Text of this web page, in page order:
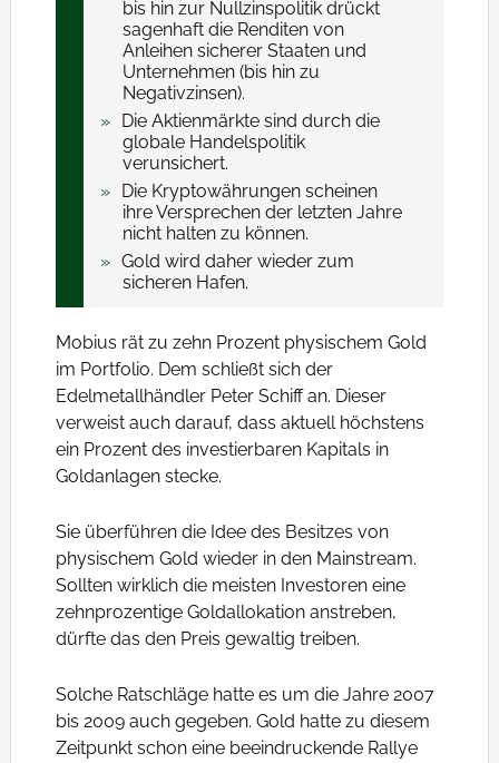
bis hin zur Nullzinspolitik drückt
sagenhaft die Renditen von
Anleihen sicherer Staaten und
Unternehmen (bis hin zu
Negativzinsen).
Die Aktienmärkte sind durch die
globale Handelspolitik
verunsichert.
Die Kryptowährungen scheinen
ihre Versprechen der letzten Jahre
nicht halten zu können.
Gold wird daher wieder zum
sicheren Hafen.
Mobius rät zu zehn Prozent physischem Gold
im Portfolio. Dem schließt sich der
Edelmetallhändler Peter Schiff an. Dieser
verweist auch darauf, dass aktuell höchstens
ein Prozent des investierbaren Kapitals in
Goldanlagen stecke.
Sie überführen die Idee des Besitzes von
physischem Gold wieder in den Mainstream.
Sollten wirklich die meisten Investoren eine
zehnprozentige Goldallokation anstreben,
dürfte das den Preis gewaltig treiben.
Solche Ratschläge hatte es um die Jahre 2007
bis 2009 auch gegeben. Gold hatte zu diesem
Zeitpunkt schon eine beeindruckende Rallye